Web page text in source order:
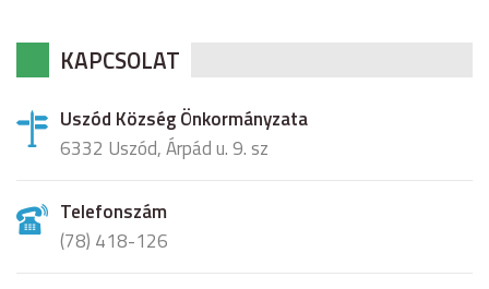
KAPCSOLAT
Uszód Község Önkormányzata
6332 Uszód, Árpád u. 9. sz
Telefonszám
(78) 418-126